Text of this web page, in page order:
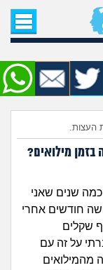
עניין
העצות.
מילואים?
כמה שנים שאני
חודשים אחרי
שקלים
על זה עם
מהמילואים